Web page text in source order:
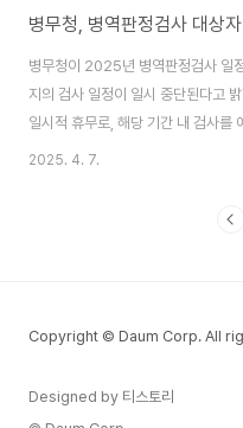
병무청이 2025년 병역판정검사 일
지의 검사 일정이 일시 중단된다고
일시적 휴무로, 해당 기간 내 검사를
확인이 필요합니다. 📌 병역판정검
여부를 판정하고, 군복무·사회복무
2025. 4. 7.
Copyright © Daum Corp. All
Designed by 티스토리